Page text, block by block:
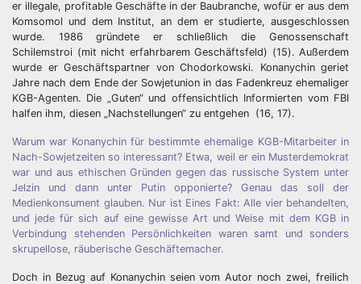
er illegale, profitable Geschäfte in der Baubranche, wofür er aus dem
Komsomol und dem Institut, an dem er studierte, ausgeschlossen
wurde. 1986 gründete er schließlich die Genossenschaft
Schilemstroi (mit nicht erfahrbarem Geschäftsfeld) (15). Außerdem
wurde er Geschäftspartner von Chodorkowski. Konanychin geriet
Jahre nach dem Ende der Sowjetunion in das Fadenkreuz ehemaliger
KGB-Agenten. Die „Guten“ und offensichtlich Informierten vom FBI
halfen ihm, diesen „Nachstellungen“ zu entgehen (16, 17).
Warum war Konanychin für bestimmte ehemalige KGB-Mitarbeiter in
Nach-Sowjetzeiten so interessant? Etwa, weil er ein Musterdemokrat
war und aus ethischen Gründen gegen das russische System unter
Jelzin und dann unter Putin opponierte? Genau das soll der
Medienkonsument glauben. Nur ist Eines Fakt: Alle vier behandelten,
und jede für sich auf eine gewisse Art und Weise mit dem KGB in
Verbindung stehenden Persönlichkeiten waren samt und sonders
skrupellose, räuberische Geschäftemacher.
Doch in Bezug auf Konanychin seien vom Autor noch zwei, freilich